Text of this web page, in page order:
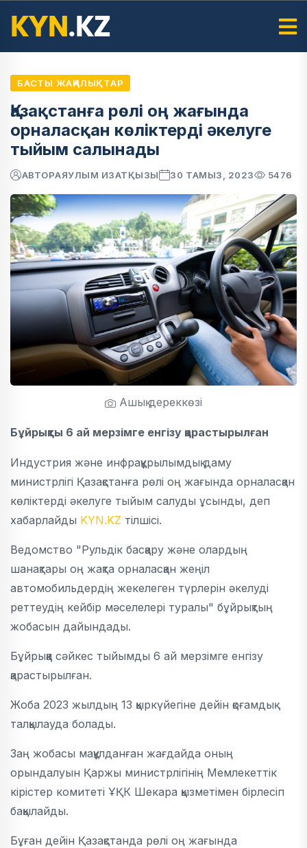
БАСТЫ ЖАҢАЛЫҚТАР
Қазақстанға рөлі оң жағында
орналасқан көліктерді әкелуге
тыйым салынады
АВТОРАЯУЛЫМ ИЗАТҚЫЗЫ 30 ТАМЫЗ, 2023 5476
Ашық дереккөзі
Бұйрықты 6 ай мерзімге енгізу қарастырылған
Индустрия және инфрақұрылымдық даму
министрлігі Қазақстанға рөлі оң жағында орналасқан
көліктерді әкелуге тыйым салуды ұсынды, деп
хабарлайды KYN.KZ тілшісі.
Ведомство "Рульдік басқару және олардың
шанақтары оң жақта орналасқан жеңіл
автомобильдердің жекелеген түрлерін әкелуді
реттеудің кейбір мәселелері туралы" бұйрықтың
жобасын дайындады.
Бұйрыққа сәйкес тыйымды 6 ай мерзімге енгізу
қарастырылған.
Жоба 2023 жылдың 13 қыркүйегіне дейін қоғамдық
талқылауда болады.
Заң жобасы мақұлданған жағдайда оның
орындалуын Қаржы министрлігінің Мемлекеттік
кірістер комитеті ҰҚК Шекара қызметімен бірлесіп
бақылайды.
Бұған дейін Қазақстанда рөлі оң жағында